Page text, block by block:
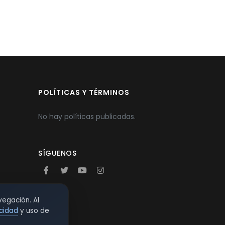
POLÍTICAS Y TÉRMINOS
No hay políticas publicadas.
SÍGUENOS
Al
y uso de